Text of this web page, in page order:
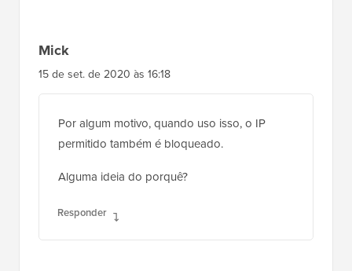
Mick
15 de set. de 2020 às 16:18
Por algum motivo, quando uso isso, o IP
permitido também é bloqueado.
Alguma ideia do porquê?
Responder